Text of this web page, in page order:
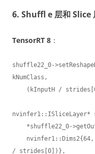
6. Shuffl e 层和 Slice
TensorRT 8 ：
shuffle22_0-
kNumClass,
nvinfer1::ISliceLayer*
/ strides[0])},